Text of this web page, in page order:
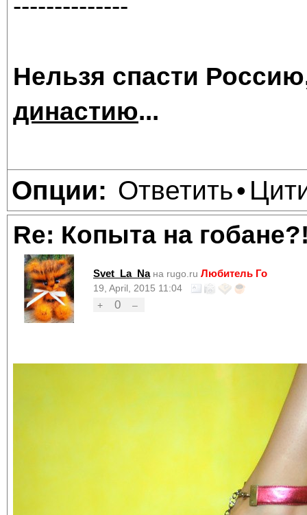
--------------
Нельзя спасти
династию...
Опции: Ответить•
Re: Копыта на
Svet_La_Na на rugo.ru Любитель Го
19, April, 2015 11:04
+
0 –